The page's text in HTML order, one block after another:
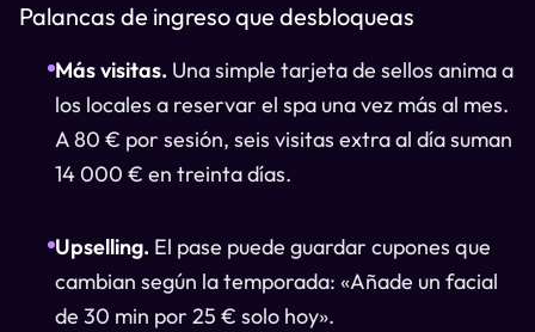
Palancas de ingreso que desbloqueas
Más visitas. Una simple tarjeta de sellos anima a
los locales a reservar el spa una vez más al mes.
A 80 € por sesión, seis visitas extra al día suman
14 000 € en treinta días.
Upselling. El pase puede guardar cupones que
cambian según la temporada: «Añade un facial
de 30 min por 25 € solo hoy».